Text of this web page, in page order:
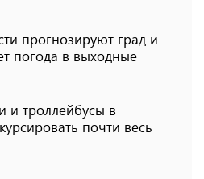
прогнозируют град и
погода в выходные
и троллейбусы в
почти весь